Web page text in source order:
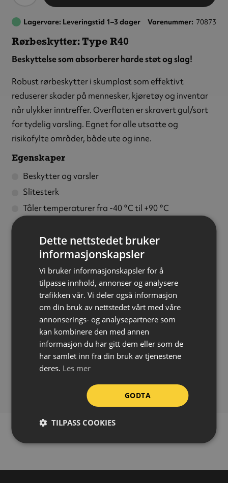
Lagervare: Leveringstid 1–3 dager Varenummer 70873
Rørbeskytter: Type R40
Beskyttelse som absorberer harde støt og slag!
Robust rørbeskytter i skumplast som effektivt
reduserer skader på mennesker, kjøretøy og inventar
når ulykker inntreffer. Overflaten er skravert gul/sort
for tydelig varsling. Egnet for alle utsatte og
risikofylte områder, både ute og inne.
Egenskaper
Beskytter og varsler
Slitesterk
Tåler temperaturer fra -40 °C til +90 °C
Kan kappes til ønsket lengde
Kan brukes både utendørs og innendørs
Rask og enkel montering
Gul/sort
Type R40
Materiale:Polyuretan (PU)
Temperaturmotstand:-40 °C til +90 °C
Lengde:
1 meter
Montering:Selvklebende
Dette nettstedet bruker
informasjonskapsler
Vi bruker informasjonskapsler for å
tilpasse innhold, annonser og analysere
trafikken vår. Vi deler også informasjon
om din bruk av nettstedet vårt med våre
annonserings- og analysepartnere som
kan kombinere den med annen
informasjon du har gitt dem eller som de
har samlet inn fra din bruk av tjenestene
deres. Les mer
GODTA
TILPASS COOKIES